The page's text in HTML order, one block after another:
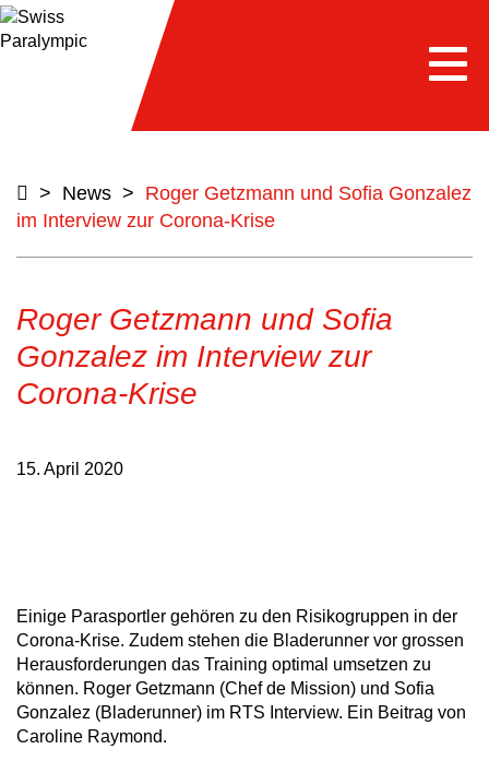
> News > Roger Getzmann und Sofia Gonzalez
im Interview zur Corona-Krise
Roger Getzmann und Sofia
Gonzalez im Interview zur
Corona-Krise
15. April 2020
Einige Parasportler gehören zu den Risikogruppen in der
Corona-Krise. Zudem stehen die Bladerunner vor grossen
Herausforderungen das Training optimal umsetzen zu
können. Roger Getzmann (Chef de Mission) und Sofia
Gonzalez (Bladerunner) im RTS Interview. Ein Beitrag von
Caroline Raymond.